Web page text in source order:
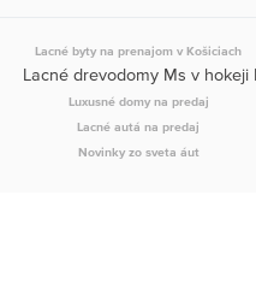
Lacné byty na prenajom v Košiciach
Lacné drevodomy Ms v
Luxusné domy na predaj
Lacné autá na predaj
Novinky zo sveta áut